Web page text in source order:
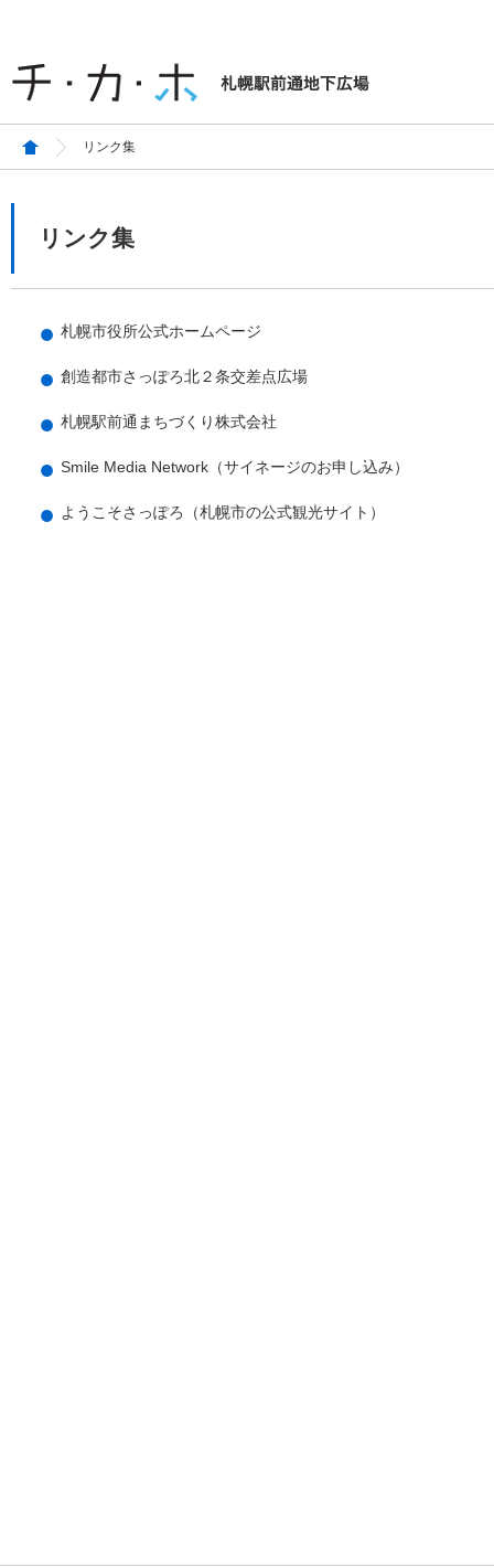
リンク集
リンク集
札幌市役所公式ホームページ
創造都市さっぽろ北２条交差点広場
札幌駅前通まちづくり株式会社
Smile Media Network（サイネージのお申し込み）
ようこそさっぽろ（札幌市の公式観光サイト）